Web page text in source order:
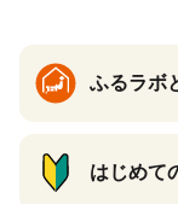
ふるラボ
はじめて